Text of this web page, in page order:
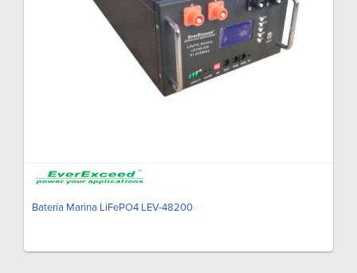
Batería Marina LiFePO4 LEV-48200